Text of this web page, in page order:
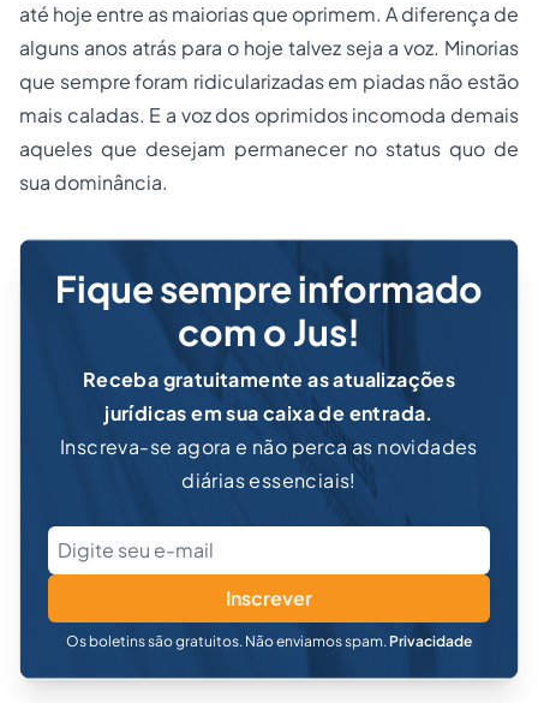
até hoje entre as maiorias que oprimem. A diferença de
alguns anos atrás para o hoje talvez seja a voz. Minorias
que sempre foram ridicularizadas em piadas não estão
mais caladas. E a voz dos oprimidos incomoda demais
aqueles que desejam permanecer no status quo de
sua dominância.
Fique sempre informado
com o Jus!
Receba gratuitamente as atualizações
jurídicas em sua caixa de entrada.
Inscreva-se agora e não perca as novidades
diárias essenciais!
Inscrever
Os boletins são gratuitos. Não enviamos spam. Privacidade